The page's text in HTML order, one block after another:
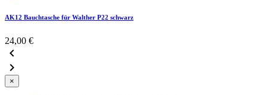
AK12 Bauchtasche für Walther P22 schwarz
24,00 €


×